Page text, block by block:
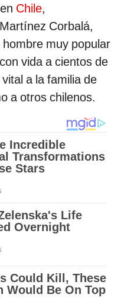
en Chile,
Corbalá,
muy popular
vida a cientos de
a la familia de
a otros chilenos.